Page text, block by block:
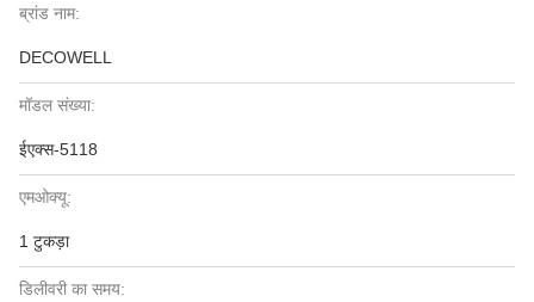
ब्रांड नाम:
DECOWELL
मॉडल संख्या:
ईएक्स-5118
एमओक्यू:
1 टुकड़ा
डिलीवरी का समय: